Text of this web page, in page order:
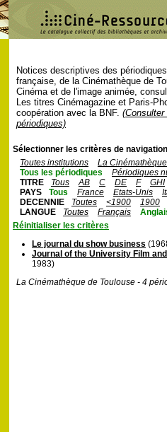
Notices descriptives des
française, de la Cinémathèque de
Cinéma et de l'image animée,
Les titres Cinémagazine et Paris-
coopération avec la BNF.
périodiques)
Sélectionner les critères de
Toutes institutions
La
Tous les périodiques
Périodiques
TITRE
Tous AB C DE F
GHI
PAYS
Tous France Etats-Unis
DECENNIE
Toutes <1900
1900
LANGUE
Toutes Français
Réinitialiser les critères
Le journal du show business
Journal of the University Film
1983)
La Cinémathèque de Toulouse - 4